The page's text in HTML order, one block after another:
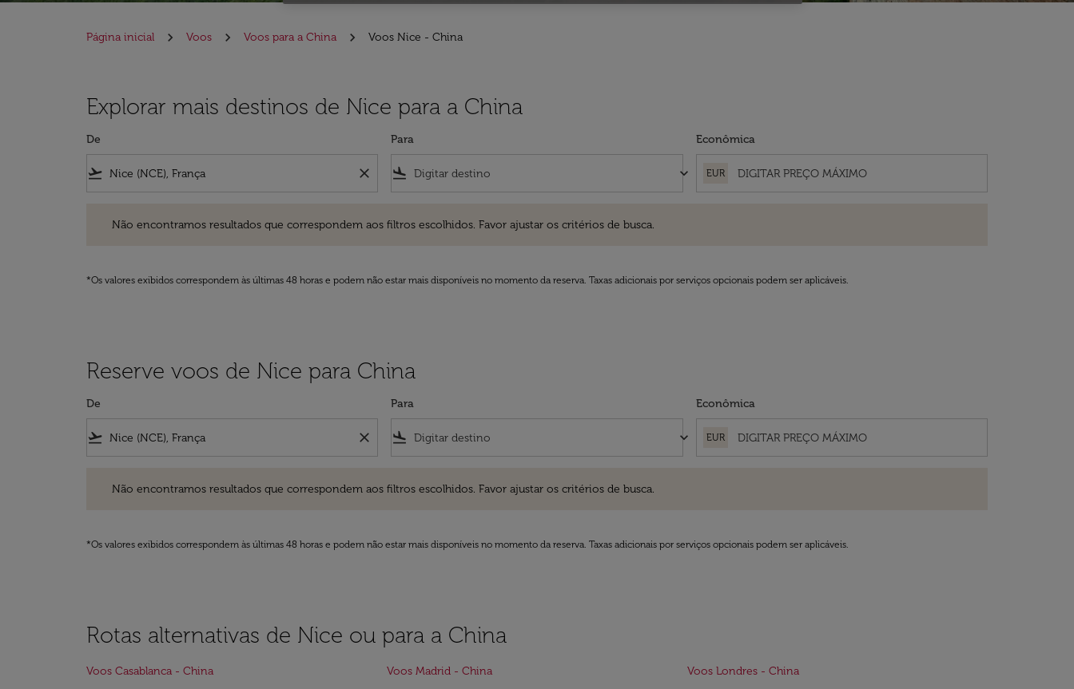
Página inicial Voos Voos para a China Voos Nice - China
Explorar mais destinos de Nice para a China
De
flight_takeoff close
Para
flight_land keyboard_arrow_down
Econômica
EUR
Não encontramos resultados que correspondem aos filtros escolhidos. Favor ajustar os critérios de busca.
*Os valores exibidos correspondem às últimas 48 horas e podem não estar mais disponíveis no momento da reserva. Taxas adicionais por serviços opcionais podem ser aplicáveis.
Reserve voos de Nice para China
De
flight_takeoff close
Para
flight_land keyboard_arrow_down
Econômica
EUR
Não encontramos resultados que correspondem aos filtros escolhidos. Favor ajustar os critérios de busca.
*Os valores exibidos correspondem às últimas 48 horas e podem não estar mais disponíveis no momento da reserva. Taxas adicionais por serviços opcionais podem ser aplicáveis.
Rotas alternativas de Nice ou para a China
Voos Casablanca - China Voos Madrid - China
Voos Londres - China